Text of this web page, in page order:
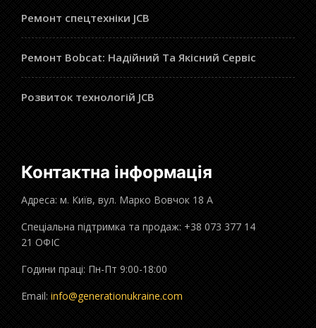
Ремонт спецтехніки JCB
Ремонт Bobcat: Надійний Та Якісний Сервіс
Розвиток технологій JCB
Контактна інформація
Адреса: м. Київ, вул. Марко Вовчок 18 А
Спеціальна підтримка та продаж: +38 073 377 14
21 ОФІС
Години праці: Пн-Пт 9:00-18:00
Email: info@generationukraine.com